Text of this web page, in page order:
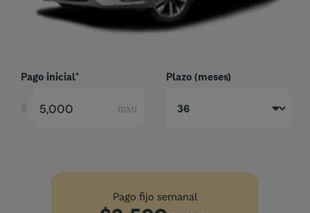
Pago inicial*
mxn
Plazo (meses)
Pago fijo semanal